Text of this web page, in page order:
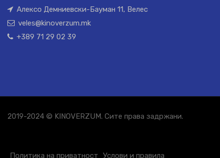
Алексо Демниевски-Бауман 11, Велес
veles@kinoverzum.mk
+389 71 29 02 39
2019-2024 © KINOVERZUM. Сите права задржани.
Политика на приватност Услови и правила